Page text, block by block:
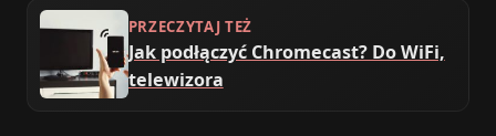
PRZECZYTAJ TEŻ
Jak podłączyć Chromecast? Do WiFi,
telewizora